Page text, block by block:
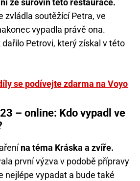
ze surovin této restaurace.
zvládla soutěžící Petra, ve
vypadla právě ona.
Petrovi, který získal v této
se podívejte zdarma na Voyo
– online: Kdo vypadl ve
na téma Kráska a zvíře.
první výzva v podobě přípravy
nejlépe vypadat a bude také